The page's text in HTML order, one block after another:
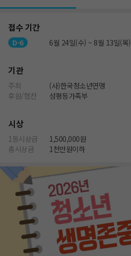
접수 기간
D-6 6월 24일(수) ~ 8월 13일(목)
기관
주최
(사)한국청소년연맹
후원/협찬
성평등가족부
시상
1등시상금
1,500,000원
총시상금
1천만원이하